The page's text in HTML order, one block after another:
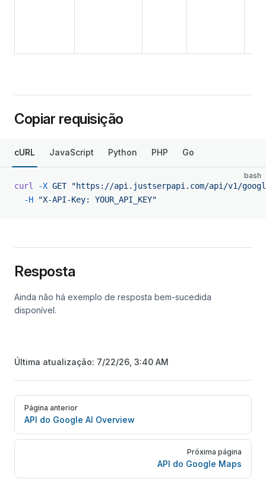
Copiar requisição
cURL JavaScript Python PHP Go
bash
curl -X GET "https://api.justserpapi.com/api/v1/google/
  -H
"X-API-Key: YOUR_API_KEY"
Resposta
Ainda não há exemplo de resposta bem-sucedida
disponível.
Última atualização: 7/22/26, 3:40 AM
Pager
Página anterior
API do Google AI Overview
Próxima página
API do Google Maps